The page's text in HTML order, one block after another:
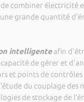
combiner électricité
grande quantité
intelligenteafin
de gérer et
et points de contrôles
du couplage des
de stockage de